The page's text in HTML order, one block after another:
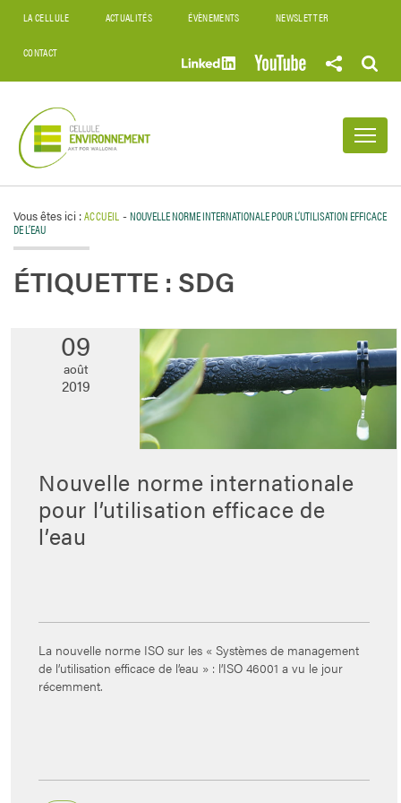
LA CELLULE ACTUALITÉS ÉVÈNEMENTS NEWSLETTER
CONTACT
Vous êtes ici :ACCUEIL -NOUVELLE NORME INTERNATIONALE POUR L’UTILISATION EFFICACE
DE L’EAU
ÉTIQUETTE : SDG
09
août
2019
Nouvelle norme internationale
pour l’utilisation efficace de
l’eau
La nouvelle norme ISO sur les « Systèmes de management
de l’utilisation efficace de l’eau » : l’ISO 46001 a vu le jour
récemment.